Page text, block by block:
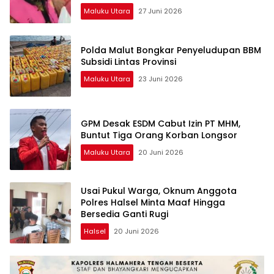
Maluku Utara 27 Juni 2026
Polda Malut Bongkar Penyeludupan BBM
Subsidi Lintas Provinsi
Maluku Utara 23 Juni 2026
GPM Desak ESDM Cabut Izin PT MHM,
Buntut Tiga Orang Korban Longsor
Maluku Utara 20 Juni 2026
Usai Pukul Warga, Oknum Anggota
Polres Halsel Minta Maaf Hingga
Bersedia Ganti Rugi
Halsel 20 Juni 2026